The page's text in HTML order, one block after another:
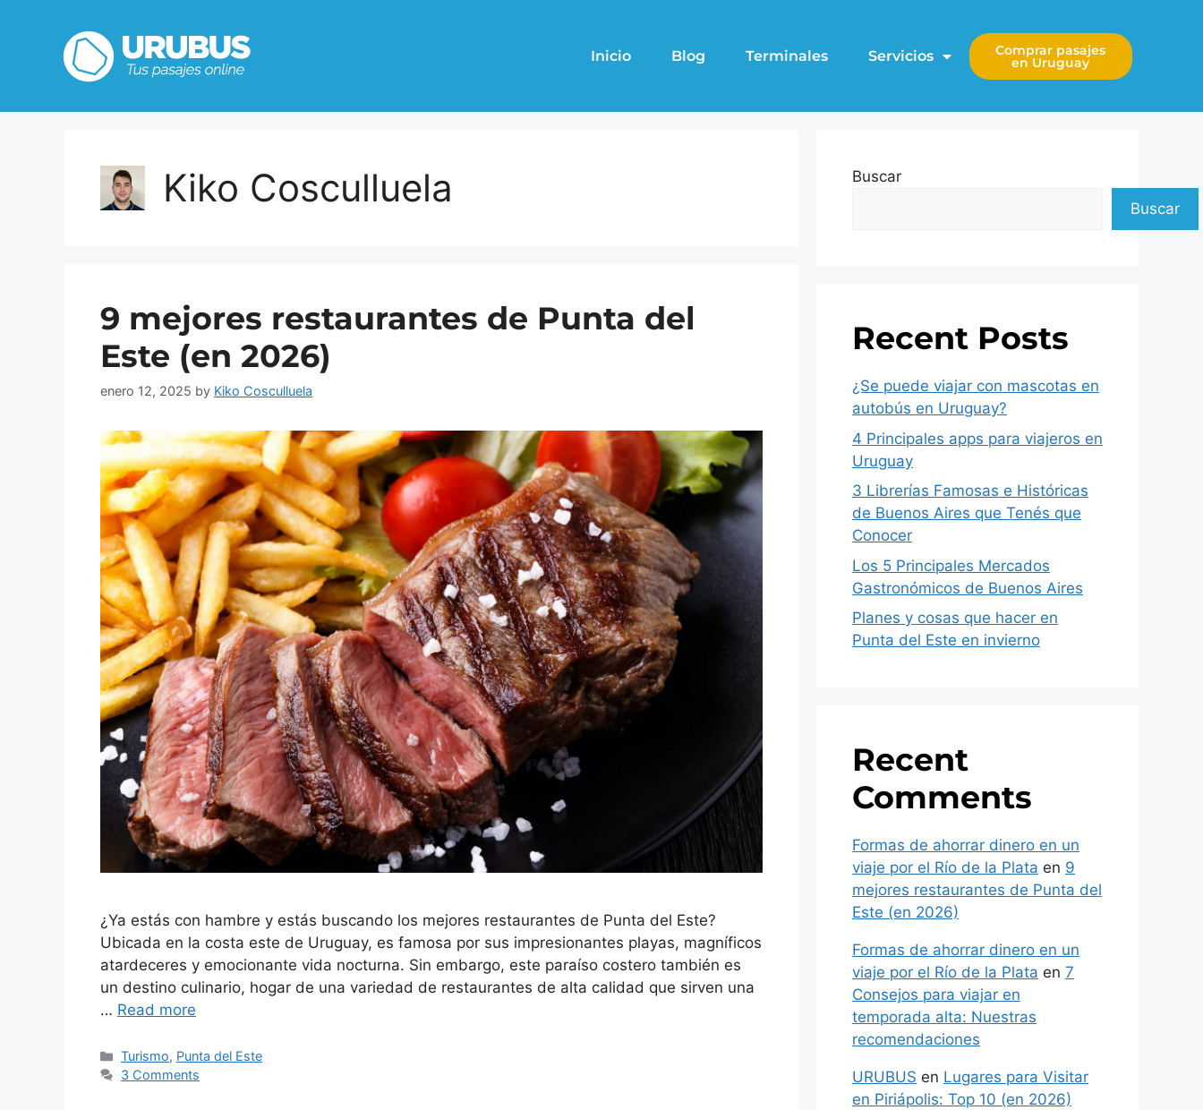
Inicio Blog Terminales Servicios Comprar pasajes
en Uruguay
Kiko Cosculluela
9 mejores restaurantes de Punta del
Este (en 2026)
enero 12, 2025 by Kiko Cosculluela
¿Ya estás con hambre y estás buscando los mejores restaurantes de Punta del Este?
Ubicada en la costa este de Uruguay, es famosa por sus impresionantes playas, magníficos
atardeceres y emocionante vida nocturna. Sin embargo, este paraíso costero también es
un destino culinario, hogar de una variedad de restaurantes de alta calidad que sirven una
… Read more
Turismo, Punta del Este
3 Comments
Buscar
Buscar
Recent Posts
¿Se puede viajar con mascotas en
autobús en Uruguay?
4 Principales apps para viajeros en
Uruguay
3 Librerías Famosas e Históricas
de Buenos Aires que Tenés que
Conocer
Los 5 Principales Mercados
Gastronómicos de Buenos Aires
Planes y cosas que hacer en
Punta del Este en invierno
Recent
Comments
Formas de ahorrar dinero en un
viaje por el Río de la Plata en 9
mejores restaurantes de Punta del
Este (en 2026)
Formas de ahorrar dinero en un
viaje por el Río de la Plata en 7
Consejos para viajar en
temporada alta: Nuestras
recomendaciones
URUBUS en Lugares para Visitar
en Piriápolis: Top 10 (en 2026)